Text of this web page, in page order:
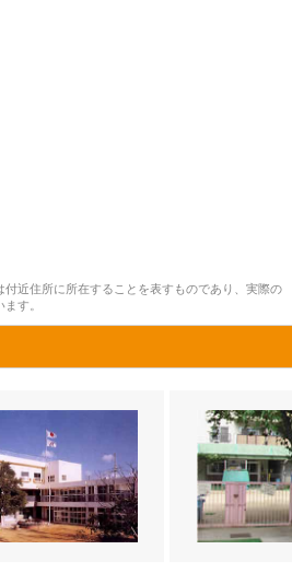
近住所に所在することを表すものであり、実際の
す。